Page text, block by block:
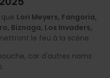
Lori Meyers, Fangoria,
Biznaga, Los Invaders,
le feu à la scène.
car d'autres noms